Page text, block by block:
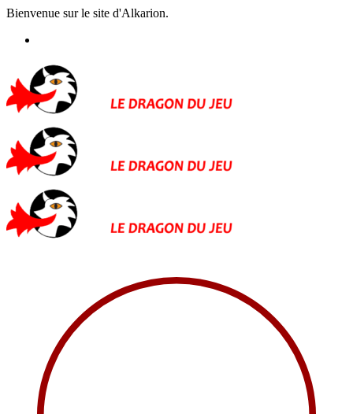
Bienvenue sur le site d'Alkarion.